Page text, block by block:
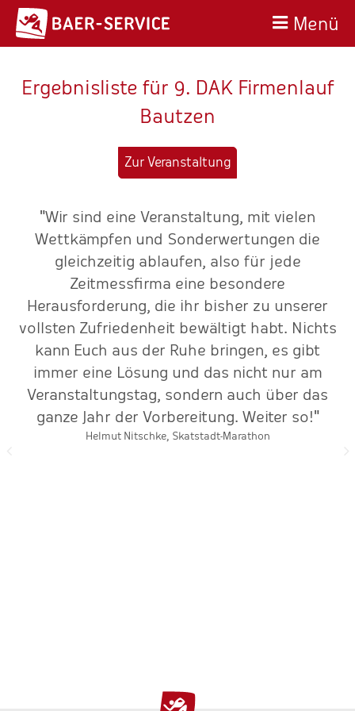
Menü
Ergebnisliste für 9. DAK Firmenlauf
Bautzen
Zur Veranstaltung
"Wir sind eine Veranstaltung, mit vielen
Wettkämpfen und Sonderwertungen die
gleichzeitig ablaufen, also für jede
Zeitmessfirma eine besondere
Herausforderung, die ihr bisher zu unserer
vollsten Zufriedenheit bewältigt habt. Nichts
kann Euch aus der Ruhe bringen, es gibt
immer eine Lösung und das nicht nur am
Veranstaltungstag, sondern auch über das
ganze Jahr der Vorbereitung. Weiter so!"
Helmut Nitschke, Skatstadt-Marathon